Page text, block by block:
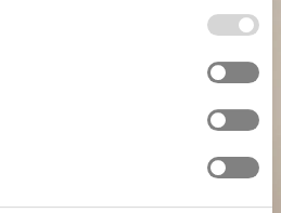
scegliere quali cookies ed
autorizzare. Per maggiori
in qualsiasi momento le
nostra
SUPPORT DU TALON